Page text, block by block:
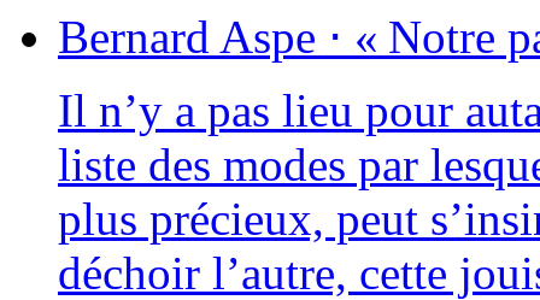
Bernard Aspe ⋅ « Notre
Il n’y a pas lieu pour
liste des modes par
plus pré­cieux, peut
déchoir l’autre, cette